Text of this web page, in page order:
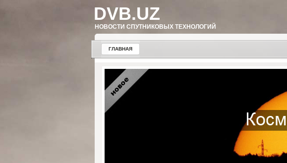
DVB.UZ
НОВОСТИ СПУТНИКОВЫХ ТЕХНОЛОГИЙ
ГЛАВНАЯ